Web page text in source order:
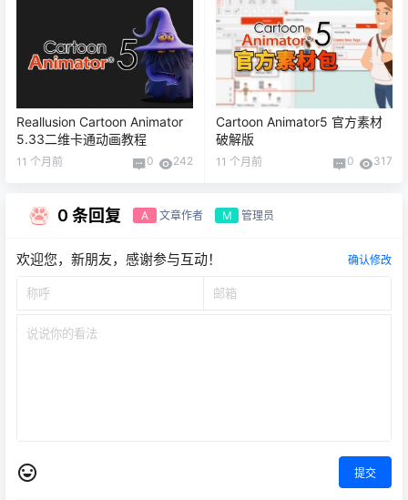
Reallusion Cartoon Animator
5.33二维卡通动画教程
11 个月前 0 242
Cartoon Animator5 官方素材
破解版
11 个月前 0 317
0 条回复 A 文章作者 M 管理员
欢迎您，新朋友，感谢参与互动！ 确认修改
提交